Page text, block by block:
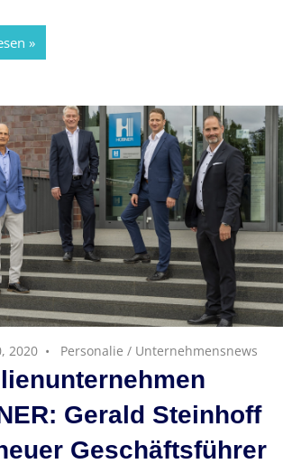
2020 Personalie / Unternehmensnews
Gerald Steinhoff
Geschäftsführer